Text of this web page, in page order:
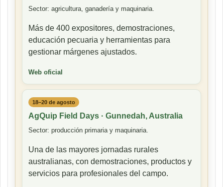
Sector: agricultura, ganadería y maquinaria.
Más de 400 expositores, demostraciones,
educación pecuaria y herramientas para
gestionar márgenes ajustados.
Web oficial
18–20 de agosto
AgQuip Field Days · Gunnedah, Australia
Sector: producción primaria y maquinaria.
Una de las mayores jornadas rurales
australianas, con demostraciones, productos y
servicios para profesionales del campo.